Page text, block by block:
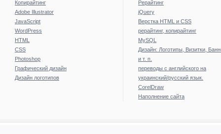
Копирайтинг
Adobe Illustrator
JavaScript
WordPress
HTML
CSS
Photoshop
Графический дизайн
Дизайн логотипов
Рерайтинг
jQuery
Верстка HTML и CSS
рерайтинг, копирайтинг
MySQL
Дизайн: Логотипы, Визитки,
и т. п.
переводы с английского на
украинский/русский язык.
CorelDraw
Наполнение сайта